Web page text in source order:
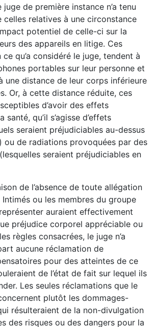
juge de première instance n’a tenu
celles relatives à une circonstance
potentiel de celle-ci sur la
des appareils en litige. Ces
qu’a considéré le juge, tendent à
portables sur leur personne et
une distance de leur corps inférieure
Or, à cette distance réduite, ces
d’avoir des effets
qu’il s’agisse d’effets
seraient préjudiciables au-dessus
ou de radiations provoquées par des
seraient préjudiciables en
de l’absence de toute allégation
Intimés ou les membres du groupe
auraient effectivement
préjudice corporel appréciable ou
règles consacrées, le juge n’a
aucune réclamation de
pour des atteintes de ce
de l’état de fait sur lequel ils
Les seules réclamations que le
plutôt les dommages-
résulteraient de la non-divulgation
des risques ou des dangers pour la